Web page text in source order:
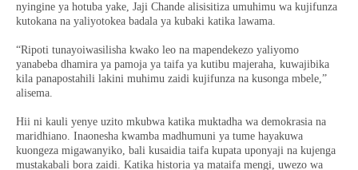
nyingine ya hotuba yake, Jaji Chande alisisitiza umuhimu wa kujifunza
kutokana na yaliyotokea badala ya kubaki katika lawama.
“Ripoti tunayoiwasilisha kwako leo na mapendekezo yaliyomo
yanabeba dhamira ya pamoja ya taifa ya kutibu majeraha, kuwajibika
kila panapostahili lakini muhimu zaidi kujifunza na kusonga mbele,”
alisema.
Hii ni kauli yenye uzito mkubwa katika muktadha wa demokrasia na
maridhiano. Inaonesha kwamba madhumuni ya tume hayakuwa
kuongeza migawanyiko, bali kusaidia taifa kupata uponyaji na kujenga
mustakabali bora zaidi. Katika historia ya mataifa mengi, uwezo wa